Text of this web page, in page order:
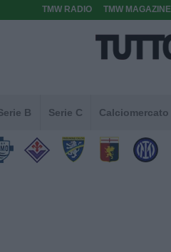
TMW RADIO TMW MAGAZINE
B Serie C Calciomercato